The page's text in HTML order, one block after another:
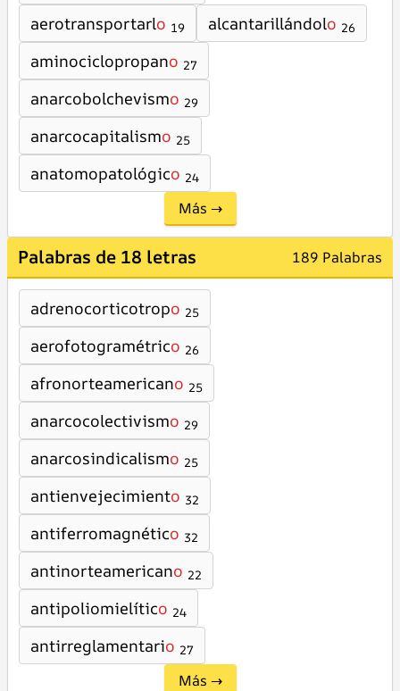
aerotransportarlo 19 alcantarillándolo 26
aminociclopropano 27
anarcobolchevismo 29
anarcocapitalismo 25
anatomopatológico 24
Más →
Palabras de 18 letras 189 Palabras
adrenocorticotropo 25
aerofotogramétrico 26
afronorteamericano 25
anarcocolectivismo 29
anarcosindicalismo 25
antienvejecimiento 32
antiferromagnético 32
antinorteamericano 22
antipoliomielítico 24
antirreglamentario 27
Más →